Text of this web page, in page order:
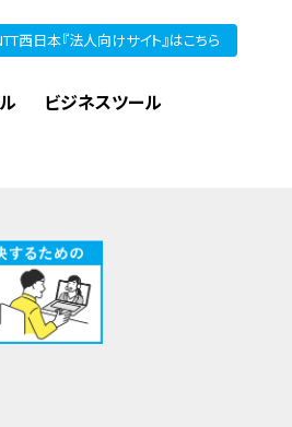
西日本『法人向けサイト』はこちら
ビジネスツール